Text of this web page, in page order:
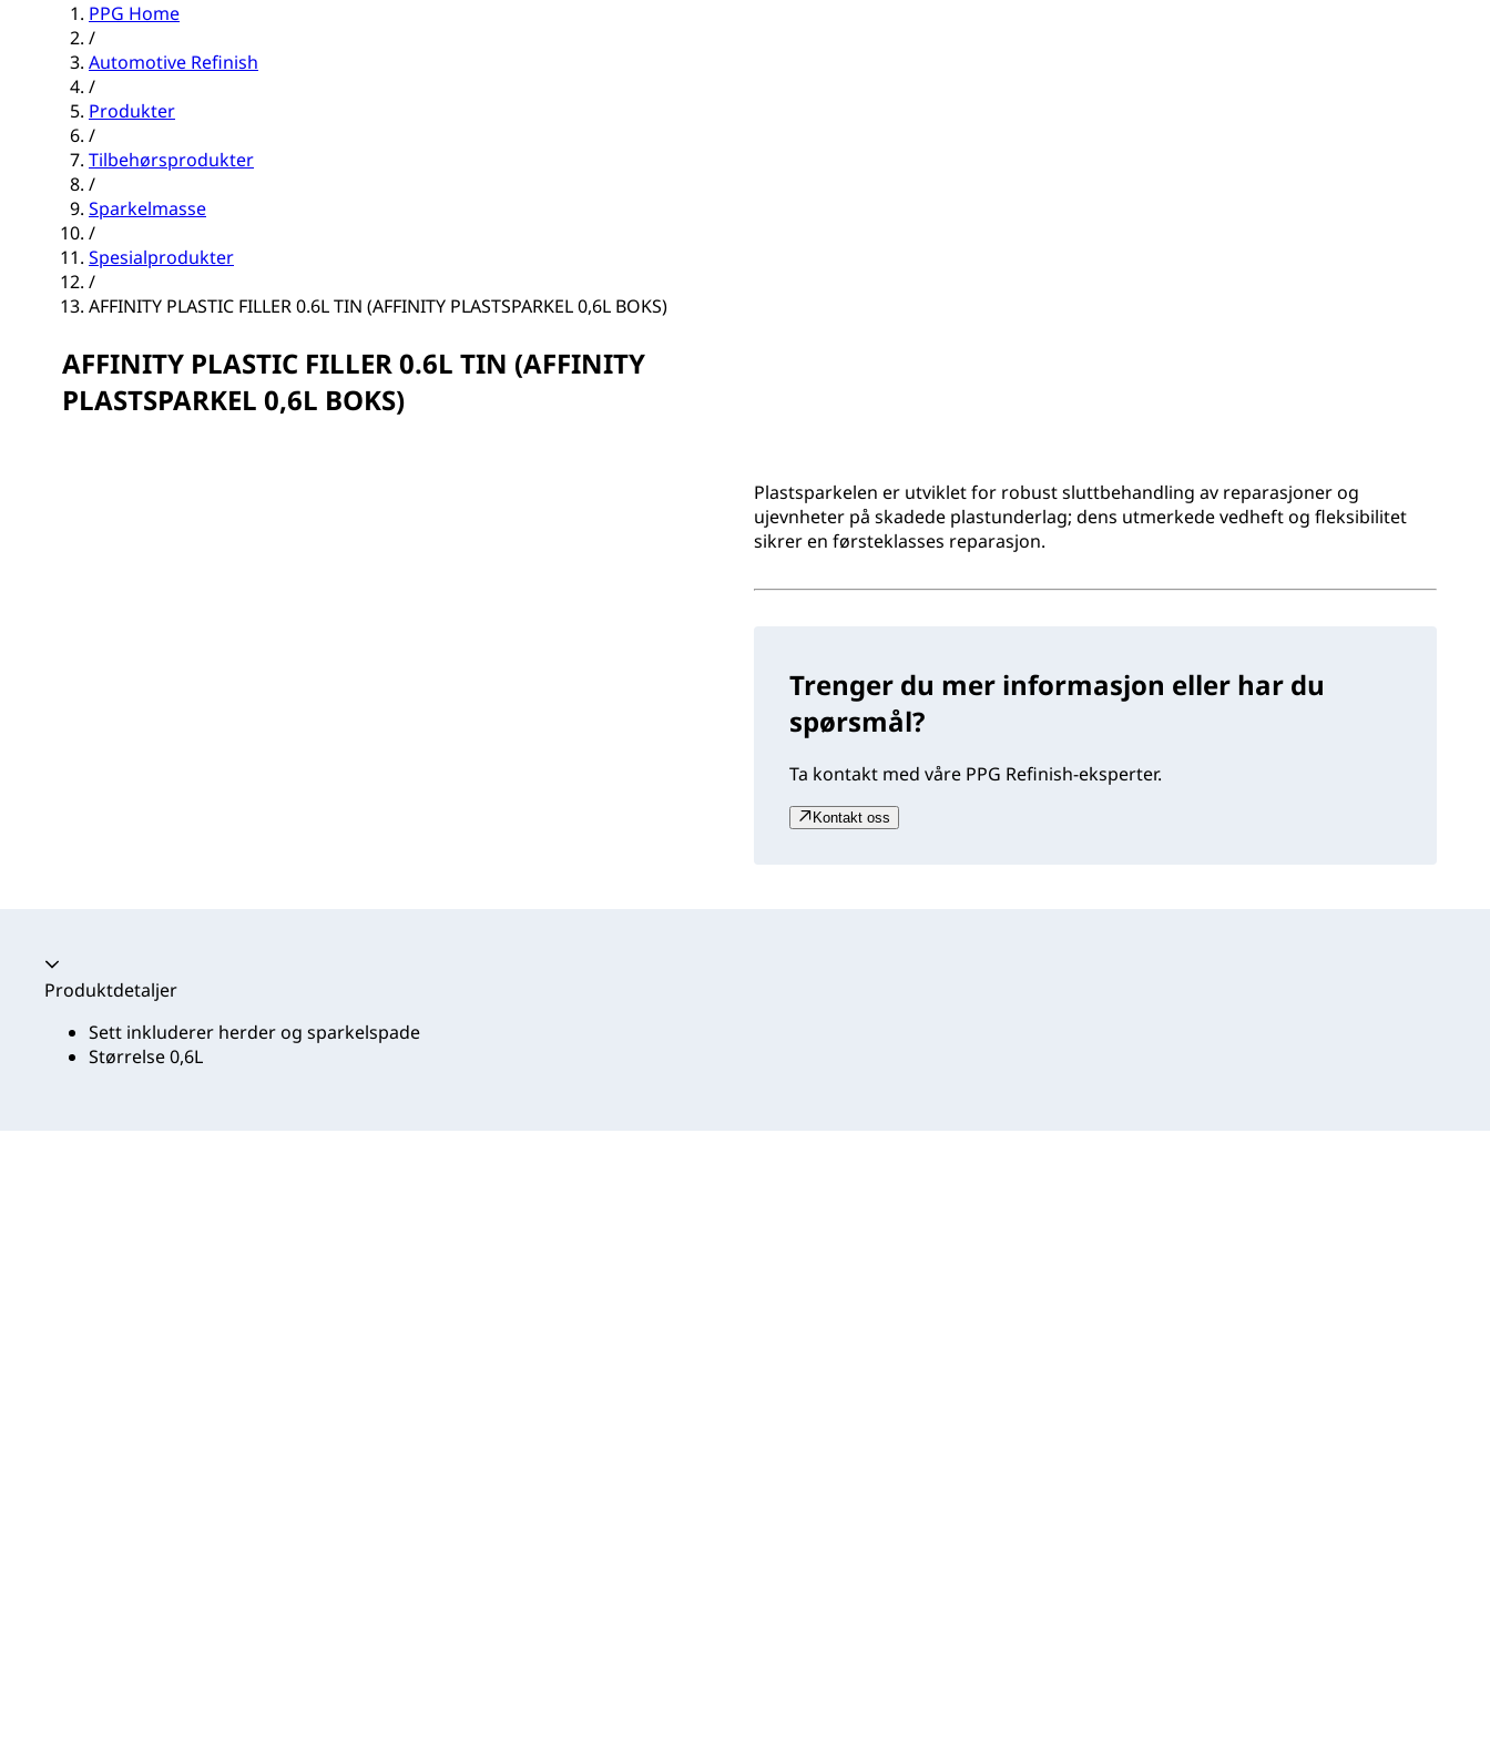
PPG Home
/
Automotive Refinish
/
Produkter
/
Tilbehørsprodukter
/
Sparkelmasse
/
Spesialprodukter
/
AFFINITY PLASTIC FILLER 0.6L TIN (AFFINITY PLASTSPARKEL 0,6L BOKS)
AFFINITY PLASTIC FILLER 0.6L TIN (AFFINITY
PLASTSPARKEL 0,6L BOKS)
Plastsparkelen er utviklet for robust sluttbehandling av reparasjoner og
ujevnheter på skadede plastunderlag; dens utmerkede vedheft og fleksibilitet
sikrer en førsteklasses reparasjon.
Trenger du mer informasjon eller har du
spørsmål?
Ta kontakt med våre PPG Refinish-eksperter.
Kontakt oss
Trekkspill kollapset
Produktdetaljer
Sett inkluderer herder og sparkelspade
Størrelse 0,6L